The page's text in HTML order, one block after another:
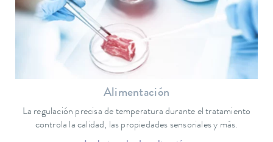
Alimentación
La regulación precisa de temperatura durante el tratamiento
controla la calidad, las propiedades sensoriales y más.